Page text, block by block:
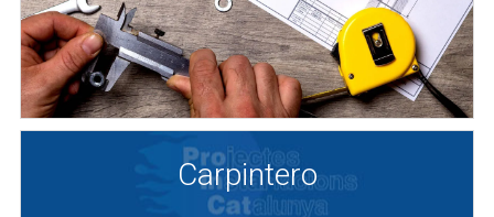
Carpintero